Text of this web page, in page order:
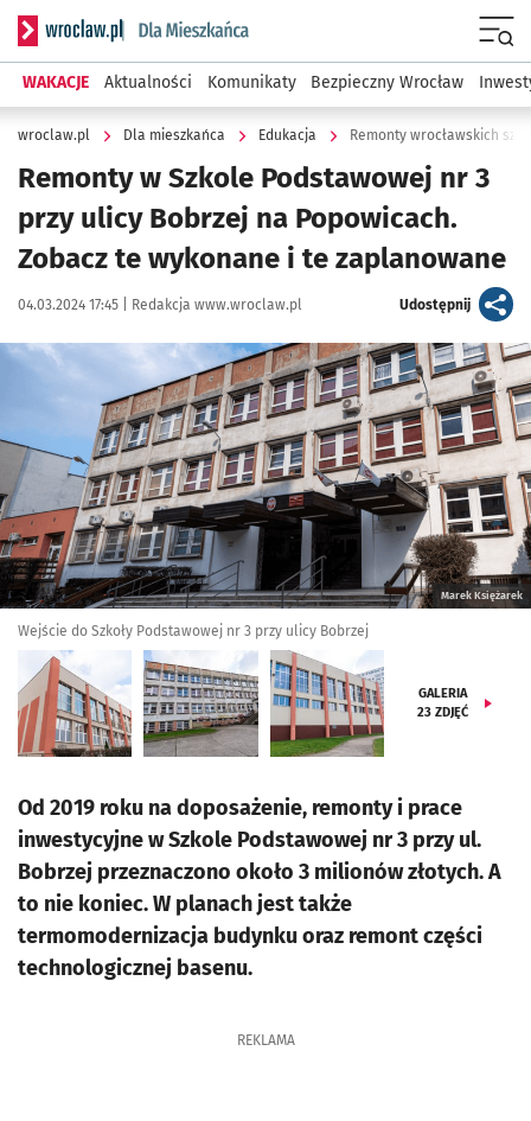
Serwis informacyjny wroclaw.pl podserwis: Dla mieszkańca
WAKACJE Aktualności Komunikaty Bezpieczny Wrocław
wroclaw.pl Dla mieszkańca Edukacja Remonty wrocławskich
Remonty w Szkole Podstawowej nr 3
przy ulicy Bobrzej na Popowicach.
Zobacz te wykonane i te zaplanowane
Data publikacji:
04.03.2024 17:45 | Autor:
Redakcja www.wroclaw.pl Udostępnijartykuł
Kliknij, aby zobaczyć galerię
Marek Księżarek
Wejście do Szkoły Podstawowej nr 3 przy ulicy Bobrzej
GALERIA
23 ZDJĘĆ
Od 2019 roku na doposażenie, remonty i prace
inwestycyjne w Szkole Podstawowej nr 3 przy ul.
Bobrzej przeznaczono około 3 milionów złotych. A
to nie koniec. W planach jest także
termomodernizacja budynku oraz remont części
technologicznej basenu.
REKLAMA